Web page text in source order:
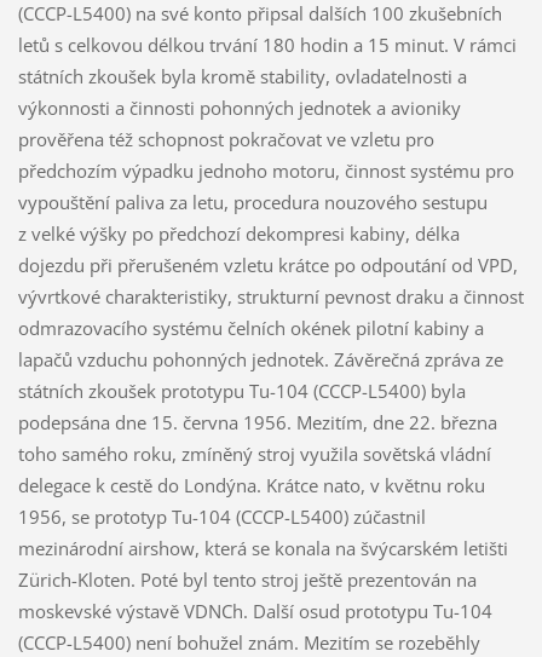
(CCCP-L5400) na své konto připsal dalších 100 zkušebních
letů s celkovou délkou trvání 180 hodin a 15 minut. V rámci
státních zkoušek byla kromě stability, ovladatelnosti a
výkonnosti a činnosti pohonných jednotek a avioniky
prověřena též schopnost pokračovat ve vzletu pro
předchozím výpadku jednoho motoru, činnost systému pro
vypouštění paliva za letu, procedura nouzového sestupu
z velké výšky po předchozí dekompresi kabiny, délka
dojezdu při přerušeném vzletu krátce po odpoutání od VPD,
vývrtkové charakteristiky, strukturní pevnost draku a činnost
odmrazovacího systému čelních okének pilotní kabiny a
lapačů vzduchu pohonných jednotek. Závěrečná zpráva ze
státních zkoušek prototypu Tu-104 (CCCP-L5400) byla
podepsána dne 15. června 1956. Mezitím, dne 22. března
toho samého roku, zmíněný stroj využila sovětská vládní
delegace k cestě do Londýna. Krátce nato, v květnu roku
1956, se prototyp Tu-104 (CCCP-L5400) zúčastnil
mezinárodní airshow, která se konala na švýcarském letišti
Zürich-Kloten. Poté byl tento stroj ještě prezentován na
moskevské výstavě VDNCh. Další osud prototypu Tu-104
(CCCP-L5400) není bohužel znám. Mezitím se rozeběhly